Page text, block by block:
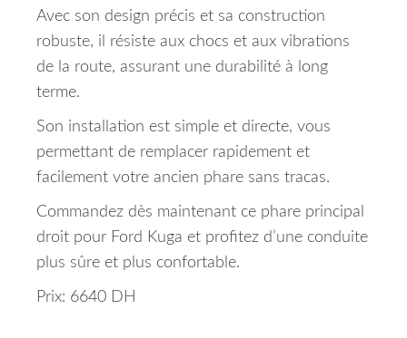
Avec son design précis et sa construction
robuste, il résiste aux chocs et aux vibrations
de la route, assurant une durabilité à long
terme.
Son installation est simple et directe, vous
permettant de remplacer rapidement et
facilement votre ancien phare sans tracas.
Commandez dès maintenant ce phare principal
droit pour Ford Kuga et profitez d’une conduite
plus sûre et plus confortable.
Prix: 6640 DH